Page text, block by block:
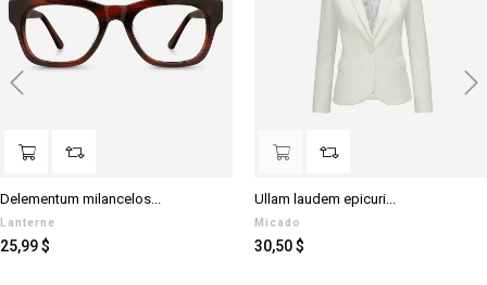
Delementum milancelos...
Lanterne
Prezzo
25,99 $
Ullam laudem epicuri...
Micado
Prezzo
30,50 $